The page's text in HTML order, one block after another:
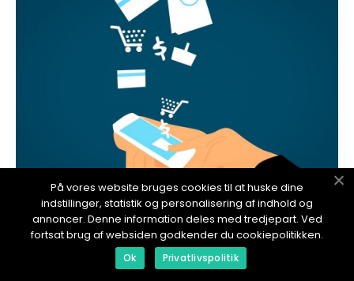
redaktionel
18. January 2024
Kjøpe brukt iPad: En grundig oversikt
På vores website bruges cookies til at huske dine
indstillinger, statistik og personalisering af indhold og
annoncer. Denne information deles med tredjepart. Ved
fortsat brug af websiden godkender du cookiepolitikken.
Ok Privatlivspolitik